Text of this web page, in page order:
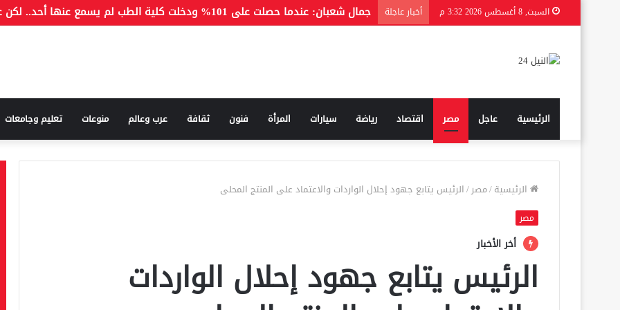
السبت, 8 أغسطس 2026 3:32 م أخبار عاجلة
الرئيسية عاجل مصر اقتصاد رياضة سيارات المرأة فنون ثقافة عرب وعالم منوعات تعليم وجامعات
الرئيسية/مصر/الرئيس يتابع جهود إحلال الواردات والاعتماد على المنتج المحلى
مصر
أخر الأخبار
الرئيس يتابع جهود إحلال الواردات